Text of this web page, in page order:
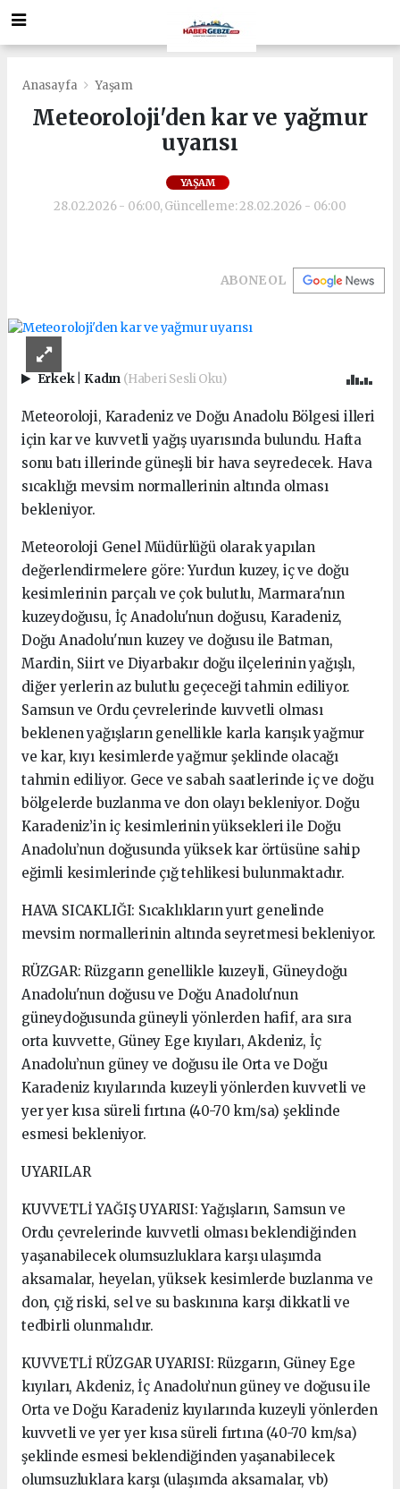
Anasayfa Yaşam
Meteoroloji'den kar ve yağmur
uyarısı
YAŞAM
28.02.2026 - 06:00, Güncelleme: 28.02.2026 - 06:00
ABONE OL
Erkek Kadın (Haberi Sesli Oku)
Meteoroloji, Karadeniz ve Doğu Anadolu Bölgesi illeri
için kar ve kuvvetli yağış uyarısında bulundu. Hafta
sonu batı illerinde güneşli bir hava seyredecek. Hava
sıcaklığı mevsim normallerinin altında olması
bekleniyor.
Meteoroloji Genel Müdürlüğü olarak yapılan
değerlendirmelere göre: Yurdun kuzey, iç ve doğu
kesimlerinin parçalı ve çok bulutlu, Marmara'nın
kuzeydoğusu, İç Anadolu'nun doğusu, Karadeniz,
Doğu Anadolu'nun kuzey ve doğusu ile Batman,
Mardin, Siirt ve Diyarbakır doğu ilçelerinin yağışlı,
diğer yerlerin az bulutlu geçeceği tahmin ediliyor.
Samsun ve Ordu çevrelerinde kuvvetli olması
beklenen yağışların genellikle karla karışık yağmur
ve kar, kıyı kesimlerde yağmur şeklinde olacağı
tahmin ediliyor. Gece ve sabah saatlerinde iç ve doğu
bölgelerde buzlanma ve don olayı bekleniyor. Doğu
Karadeniz’in iç kesimlerinin yüksekleri ile Doğu
Anadolu’nun doğusunda yüksek kar örtüsüne sahip
eğimli kesimlerinde çığ tehlikesi bulunmaktadır.
HAVA SICAKLIĞI: Sıcaklıkların yurt genelinde
mevsim normallerinin altında seyretmesi bekleniyor.
RÜZGAR: Rüzgarın genellikle kuzeyli, Güneydoğu
Anadolu'nun doğusu ve Doğu Anadolu'nun
güneydoğusunda güneyli yönlerden hafif, ara sıra
orta kuvvette, Güney Ege kıyıları, Akdeniz, İç
Anadolu’nun güney ve doğusu ile Orta ve Doğu
Karadeniz kıyılarında kuzeyli yönlerden kuvvetli ve
yer yer kısa süreli fırtına (40-70 km/sa) şeklinde
esmesi bekleniyor.
UYARILAR
KUVVETLİ YAĞIŞ UYARISI: Yağışların, Samsun ve
Ordu çevrelerinde kuvvetli olması beklendiğinden
yaşanabilecek olumsuzluklara karşı ulaşımda
aksamalar, heyelan, yüksek kesimlerde buzlanma ve
don, çığ riski, sel ve su baskınına karşı dikkatli ve
tedbirli olunmalıdır.
KUVVETLİ RÜZGAR UYARISI: Rüzgarın, Güney Ege
kıyıları, Akdeniz, İç Anadolu’nun güney ve doğusu ile
Orta ve Doğu Karadeniz kıyılarında kuzeyli yönlerden
kuvvetli ve yer yer kısa süreli fırtına (40-70 km/sa)
şeklinde esmesi beklendiğinden yaşanabilecek
olumsuzluklara karşı (ulaşımda aksamalar, vb)